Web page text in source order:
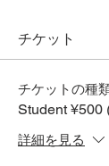
チケット
チケットの種
Student ¥500
詳細を見る